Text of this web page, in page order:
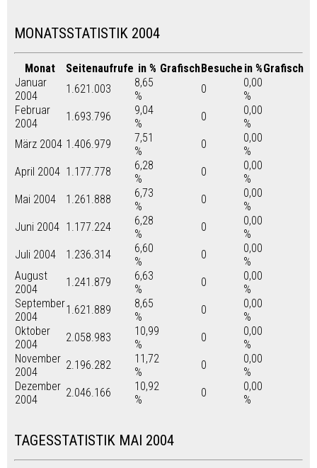
MONATSSTATISTIK 2004
Monat Seitenaufrufe in % GrafischBesuche in %Grafisch
Januar
2004
1.621.003
8,65
%
0
0,00
%
Februar
2004
1.693.796
9,04
%
0
0,00
%
März 2004 1.406.979
7,51
%
0
0,00
%
April 2004 1.177.778
6,28
%
0
0,00
%
Mai 2004
1.261.888
6,73
%
0
0,00
%
Juni 2004 1.177.224
6,28
%
0
0,00
%
Juli 2004
1.236.314
6,60
%
0
0,00
%
August
2004
1.241.879
6,63
%
0
0,00
%
September
2004
1.621.889
8,65
%
0
0,00
%
Oktober
2004
2.058.983
10,99
%
0
0,00
%
November
2004
2.196.282
11,72
%
0
0,00
%
Dezember
2004
2.046.166
10,92
%
0
0,00
%
TAGESSTATISTIK MAI 2004